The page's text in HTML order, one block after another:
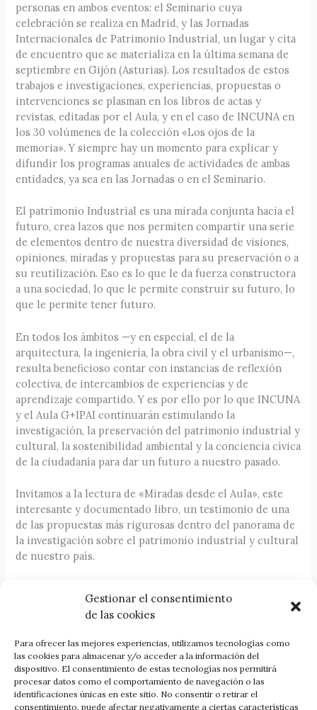
Gestionar el consentimiento
de las cookies
Para ofrecer las mejores experiencias, utilizamos tecnologías como
las cookies para almacenar y/o acceder a la información del
dispositivo. El consentimiento de estas tecnologías nos permitirá
procesar datos como el comportamiento de navegación o las
identificaciones únicas en este sitio. No consentir o retirar el
consentimiento, puede afectar negativamente a ciertas características
personas en ambos eventos: el Seminario cuya
celebración se realiza en Madrid, y las Jornadas
Internacionales de Patrimonio Industrial, un lugar y cita
de encuentro que se materializa en la última semana de
septiembre en Gijón (Asturias). Los resultados de estos
trabajos e investigaciones, experiencias, propuestas o
intervenciones se plasman en los libros de actas y
revistas, editadas por el Aula, y en el caso de INCUNA en
los 30 volúmenes de la colección «Los ojos de la
memoria». Y siempre hay un momento para explicar y
difundir los programas anuales de actividades de ambas
entidades, ya sea en las Jornadas o en el Seminario.
El patrimonio Industrial es una mirada conjunta hacia el
futuro, crea lazos que nos permiten compartir una serie
de elementos dentro de nuestra diversidad de visiones,
opiniones, miradas y propuestas para su preservación o a
su reutilización. Eso es lo que le da fuerza constructora
a una sociedad, lo que le permite construir su futuro, lo
que le permite tener futuro.
En todos los ámbitos —y en especial, el de la
arquitectura, la ingeniería, la obra civil y el urbanismo—,
resulta beneficioso contar con instancias de reflexión
colectiva, de intercambios de experiencias y de
aprendizaje compartido. Y es por ello por lo que INCUNA
y el Aula G+IPAI continuarán estimulando la
investigación, la preservación del patrimonio industrial y
cultural, la sostenibilidad ambiental y la conciencia cívica
de la ciudadanía para dar un futuro a nuestro pasado.
Invitamos a la lectura de «Miradas desde el Aula», este
interesante y documentado libro, un testimonio de una
de las propuestas más rigurosas dentro del panorama de
la investigación sobre el patrimonio industrial y cultural
de nuestro país.
Comprar la revista Ábaco 115